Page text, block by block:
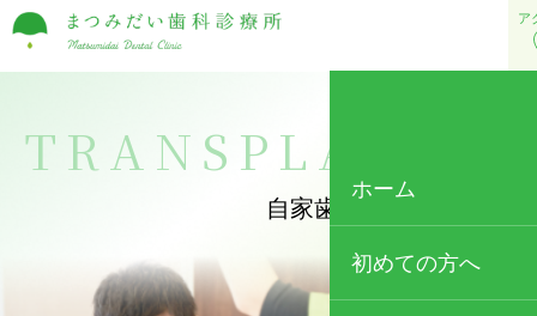
ア
ホーム
初めての方へ
自家歯牙移植